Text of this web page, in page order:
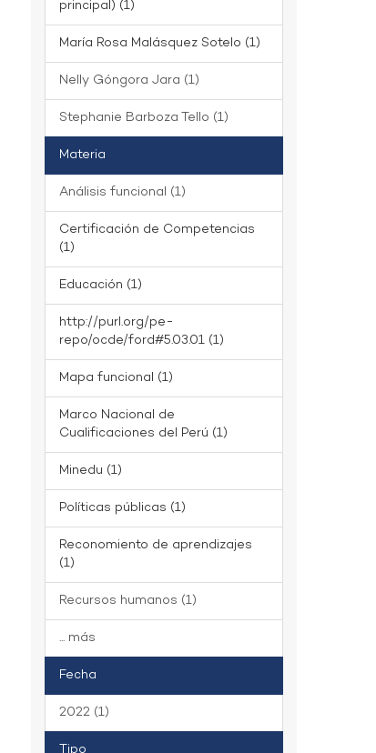
principal) (1)
María Rosa Malásquez Sotelo (1)
Nelly Góngora Jara (1)
Stephanie Barboza Tello (1)
Materia
Análisis funcional (1)
Certificación de Competencias
(1)
Educación (1)
http://purl.org/pe-
repo/ocde/ford#5.03.01 (1)
Mapa funcional (1)
Marco Nacional de
Cualificaciones del Perú (1)
Minedu (1)
Políticas públicas (1)
Reconomiento de aprendizajes
(1)
Recursos humanos (1)
... más
Fecha
2022 (1)